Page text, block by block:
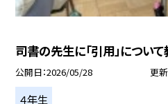
司書の先生に「引用」につい
公開日 2026/05/28 更
４年生